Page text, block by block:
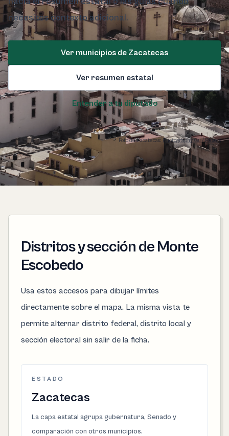
necesites contexto adicional.
Ver municipios de Zacatecas
Ver resumen estatal
Entender a tu diputado
Foto de Zacatecas: Photography Gu / Pexels
Distritos y sección de Monte
Escobedo
Usa estos accesos para dibujar límites
directamente sobre el mapa. La misma vista te
permite alternar distrito federal, distrito local y
sección electoral sin salir de la ficha.
ESTADO
Zacatecas
La capa estatal agrupa gubernatura, Senado y
comparación con otros municipios.